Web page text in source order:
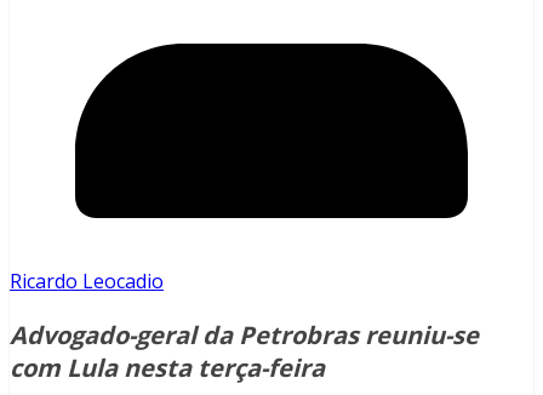
Ricardo Leocadio
Advogado-geral da Petrobras reuniu-se
com Lula nesta terça-feira